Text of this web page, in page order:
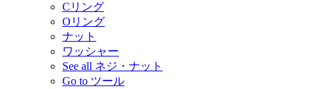
Cリング
Oリング
ナット
ワッシャー
See all ネジ・ナット
Go to ツール